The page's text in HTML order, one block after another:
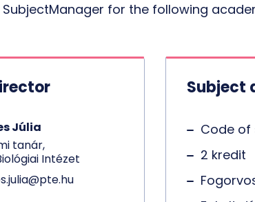
for the following
Júlia
tanár,
Intézet
Subject
Code of
2 kredit